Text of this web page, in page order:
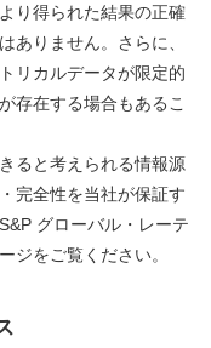
り得られた結果の正確
ありません。さらに、
リカルデータが限定的
存在する場合もあるこ
ると考えられる情報源
完全性を当社が保証す
グローバル・レーテ
ジをご覧ください。